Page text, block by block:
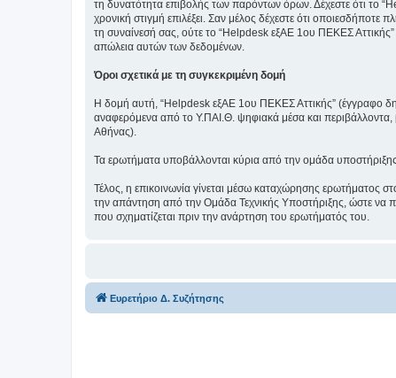
τη δυνατότητα επιβολής των παρόντων όρων. Δέχεστε ότι το
χρονική στιγμή επιλέξει. Σαν μέλος δέχεστε ότι
τη συναίνεσή σας, ούτε το “Helpdesk εξΑΕ 1ου ΠΕΚΕΣ
απώλεια αυτών των δεδομένων.
Όροι σχετικά με τη συγκεκριμένη δομή
Η δομή αυτή, “Helpdesk εξΑΕ 1ου ΠΕΚΕΣ Αττικής” (έγγραφο
αναφερόμενα από το Υ.ΠΑΙ.Θ. ψηφιακά μέσα και
Αθήνας).
Τα ερωτήματα υποβάλλονται κύρια από την ομάδα
Τέλος, η επικοινωνία γίνεται μέσω καταχώρησης ερωτήματος
την απάντηση από την Ομάδα Τεχνικής Υποστήριξης, ώστε να
που σχηματίζεται πριν την ανάρτηση του ερωτήματός του.
Ευρετήριο Δ. Συζήτησης